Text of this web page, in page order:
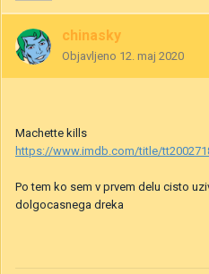
chinasky
Objavljeno 12. maj 2020
Machette kills
https://www.imdb.com/title/
Po tem ko sem v prvem delu cisto
dolgocasnega dreka